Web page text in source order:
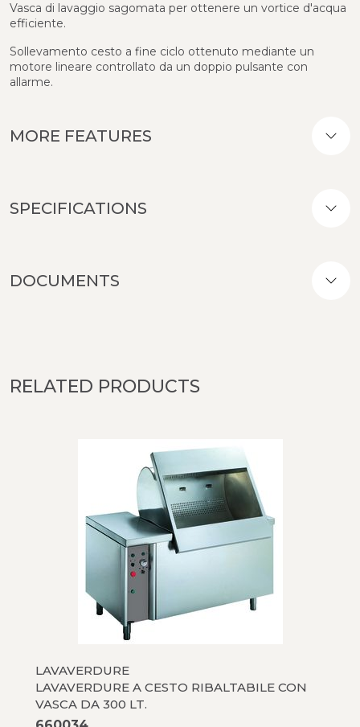
Vasca di lavaggio sagomata per ottenere un vortice d'acqua
efficiente.
Sollevamento cesto a fine ciclo ottenuto mediante un
motore lineare controllato da un doppio pulsante con
allarme.
MORE FEATURES
SPECIFICATIONS
DOCUMENTS
RELATED PRODUCTS
LAVAVERDURE
LAVAVERDURE A CESTO RIBALTABILE CON
VASCA DA 300 LT.